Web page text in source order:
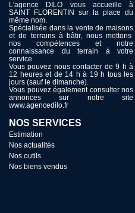
L'agence DILO vous accueille à
SAINT FLORENTIN sur la place du
même nom.
Spécialisée dans la vente de maisons
et de terrains à bâtir, nous mettons
nos compétences et notre
connaissance du terrain à votre
service.
Vous pouvez nous contacter de 9 h à
12 heures et de 14 h à 19 h tous les
jours (sauf le dimanche).
Vous pouvez également consulter nos
annonces sur notre site
www.agencedilo.fr
NOS SERVICES
Estimation
Nos actualités
Nos outils
Nos biens vendus